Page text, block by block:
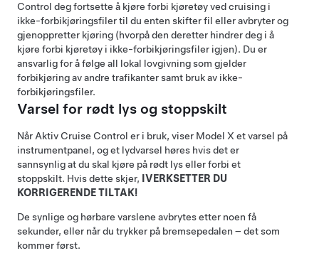
Control deg fortsette å kjøre forbi kjøretøy ved cruising i
ikke-forbikjøringsfiler til du enten skifter fil eller avbryter og
gjenoppretter kjøring (hvorpå den deretter hindrer deg i å
kjøre forbi kjøretøy i ikke-forbikjøringsfiler igjen). Du er
ansvarlig for å følge all lokal lovgivning som gjelder
forbikjøring av andre trafikanter samt bruk av ikke-
forbikjøringsfiler.
Varsel for rødt lys og stoppskilt
Når Aktiv Cruise Control er i bruk, viser Model X et varsel på
instrumentpanel, og et lydvarsel høres hvis det er
sannsynlig at du skal kjøre på rødt lys eller forbi et
stoppskilt. Hvis dette skjer, IVERKSETTER DU
KORRIGERENDE TILTAK!
De synlige og hørbare varslene avbrytes etter noen få
sekunder, eller når du trykker på bremsepedalen – det som
kommer først.